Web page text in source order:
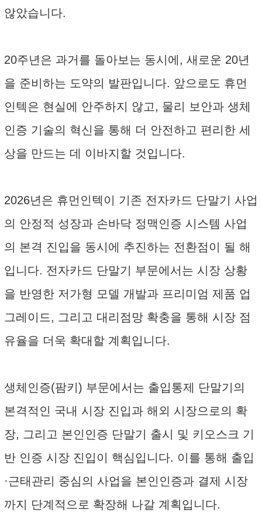
않았습니다.
20주년은 과거를 돌아보는 동시에, 새로운 20년
을 준비하는 도약의 발판입니다. 앞으로도 휴먼
인텍은 현실에 안주하지 않고, 물리 보안과 생체
인증 기술의 혁신을 통해 더 안전하고 편리한 세
상을 만드는 데 이바지할 것입니다.
2026년은 휴먼인텍이 기존 전자카드 단말기 사업
의 안정적 성장과 손바닥 정맥인증 시스템 사업
의 본격 진입을 동시에 추진하는 전환점이 될 해
입니다. 전자카드 단말기 부문에서는 시장 상황
을 반영한 저가형 모델 개발과 프리미엄 제품 업
그레이드, 그리고 대리점망 확충을 통해 시장 점
유율을 더욱 확대할 계획입니다.
생체인증(팜키) 부문에서는 출입통제 단말기의
본격적인 국내 시장 진입과 해외 시장으로의 확
장, 그리고 본인인증 단말기 출시 및 키오스크 기
반 인증 시장 진입이 핵심입니다. 이를 통해 출입
·근태관리 중심의 사업을 본인인증과 결제 시장
까지 단계적으로 확장해 나갈 계획입니다.